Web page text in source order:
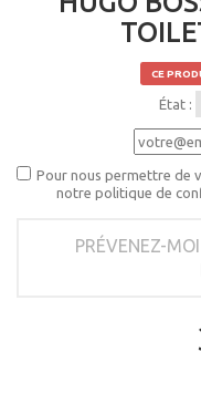
CE
État :
Pour nous permettre de
notre politique de
PRÉVENEZ-